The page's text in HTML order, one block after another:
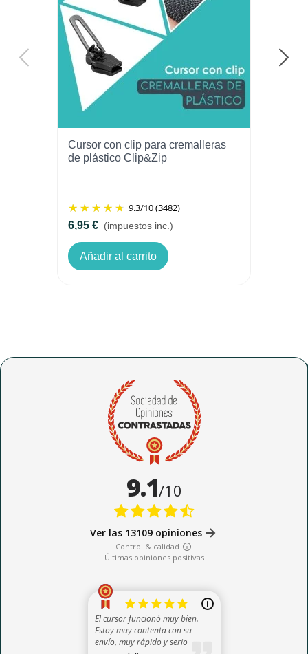
Cursor con clip para cremalleras
de plástico Clip&Zip
9.3/10(3482)
6,95 € (impuestos inc.)
Añadir al carrito